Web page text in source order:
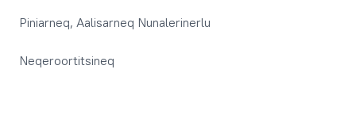
Piniarneq, Aalisarneq Nunalerinerlu
Neqeroortitsineq